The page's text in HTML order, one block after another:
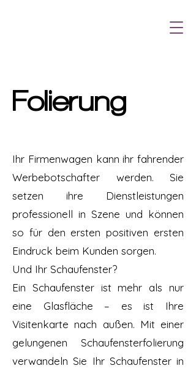
Folierung
Ihr Firmenwagen kann ihr fahrender
Werbebotschafter werden. Sie
setzen ihre Dienstleistungen
professionell in Szene und können
so für den ersten positiven ersten
Eindruck beim Kunden sorgen.
Und Ihr Schaufenster?
Ein Schaufenster ist mehr als nur
eine Glasfläche – es ist Ihre
Visitenkarte nach außen. Mit einer
gelungenen Schaufensterfolierung
verwandeln Sie Ihr Schaufenster in